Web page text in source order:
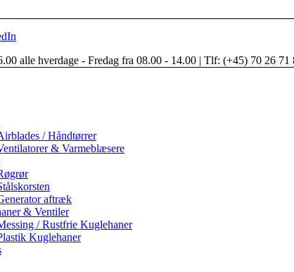
alle hverdage - Fredag fra 08.00 - 14.00 | Tlf: (+45) 70 26 71
/ Håndtørrer
& Varmeblæsere
aftræk
& Ventiler
/ Rustfrie Kuglehaner
Kuglehaner